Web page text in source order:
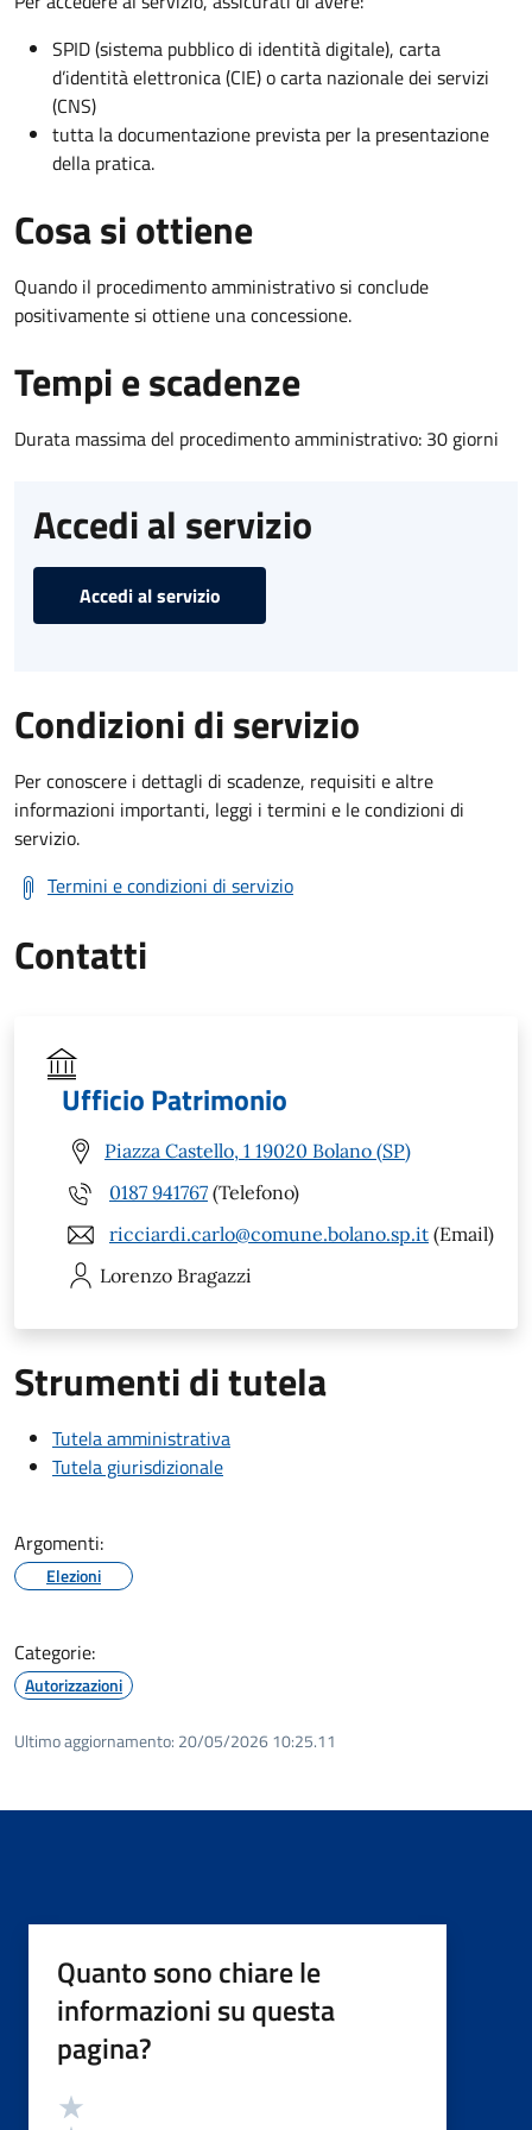
SPID (sistema pubblico di identità digitale), carta
d’identità elettronica (CIE) o carta nazionale dei servizi
(CNS)
tutta la documentazione prevista per la presentazione
della pratica.
Cosa si ottiene
Quando il procedimento amministrativo si conclude
positivamente si ottiene una concessione.
Tempi e scadenze
Durata massima del procedimento amministrativo: 30 giorni
Accedi al servizio
Accedi al servizio
Condizioni di servizio
Per conoscere i dettagli di scadenze, requisiti e altre
informazioni importanti, leggi i termini e le condizioni di
servizio.
Termini e condizioni di servizio
Contatti
Ufficio Patrimonio
Piazza Castello, 1 19020 Bolano (SP)
0187 941767 (Telefono)
ricciardi.carlo@comune.bolano.sp.it (Email)
Lorenzo Bragazzi
Strumenti di tutela
Tutela amministrativa
Tutela giurisdizionale
Argomenti:
Elezioni
Categorie:
Autorizzazioni
Ultimo aggiornamento: 20/05/2026 10:25.11
Quanto sono chiare le
informazioni su questa
pagina?
Valutazione